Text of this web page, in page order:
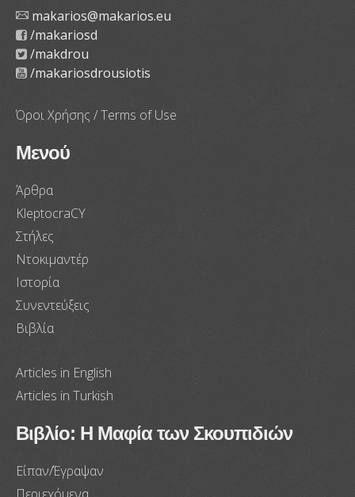
makarios@makarios.eu
/makariosd
/makdrou
/makariosdrousiotis
Όροι Χρήσης / Terms of Use
Μενού
Άρθρα
KleptocraCY
Στήλες
Ντοκιμαντέρ
Ιστορία
Συνεντεύξεις
Βιβλία
Articles in English
Articles in Turkish
Βιβλίο: Η Μαφία των Σκουπιδιών
Είπαν/Έγραψαν